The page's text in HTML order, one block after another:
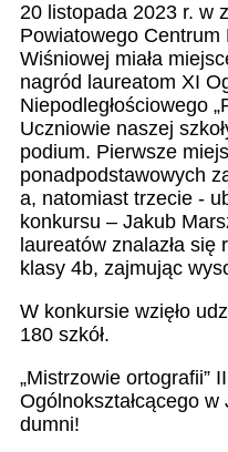
20 listopada 2023 r. w
Powiatowego Centrum
Wiśniowej miała
nagród laureatom XI
Niepodległościowego
Uczniowie naszej
podium. Pierwsze
ponadpodstawowych
a, natomiast trzecie -
konkursu – Jakub
laureatów znalazła
klasy 4b, zajmując
W konkursie wzięło
180 szkół.
„Mistrzowie ortografii”
Ogólnokształcącego
dumni!